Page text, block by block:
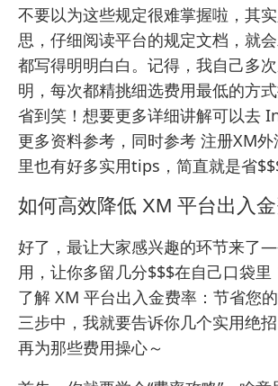
不要以为这些规定很难掌握啦，其
思，仔细阅读平台的规定文档，就
都写得明明白白。记得，我自己多
明，每次都精挑细选费用最低的方
省到笑！想要更多详细讲解可以去
更多资料参考，同时参考 注册XM外
里也有好多实用tips，简直就是省
如何高效降低 XM 平台出入金
好了，最让大家感兴趣的环节来了
用，让你多留几分$$$在自己口袋里
了解 XM 平台出入金费率：节省您
三步中，我就要告诉你几个实用绝
再为那些费用操心～